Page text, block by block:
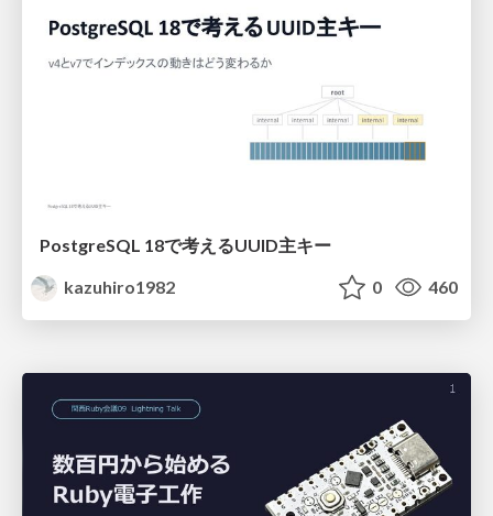
PostgreSQL 18で考えるUUID主キー
kazuhiro1982
0 460